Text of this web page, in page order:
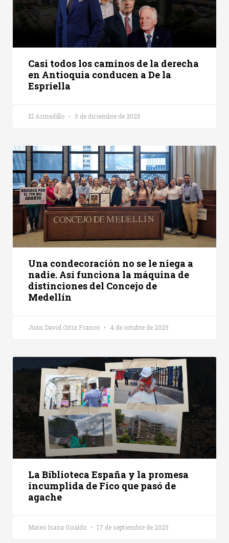
Casi todos los caminos de la derecha
en Antioquia conducen a De la
Espriella
El Armadillo 5 de diciembre de 2025
Una condecoración no se le niega a
nadie. Así funciona la máquina de
distinciones del Concejo de
Medellín
Juan David Ortiz Franco 4 de octubre de 2025
La Biblioteca España y la promesa
incumplida de Fico que pasó de
agache
Mateo Isaza Giraldo 17 de septiembre de 2025